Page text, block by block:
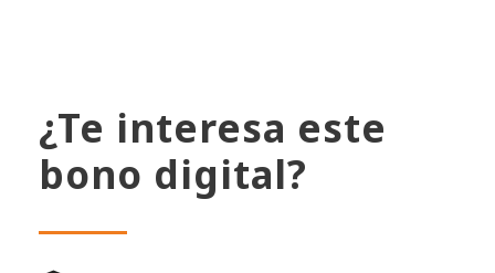
¿Te interesa este
bono digital?